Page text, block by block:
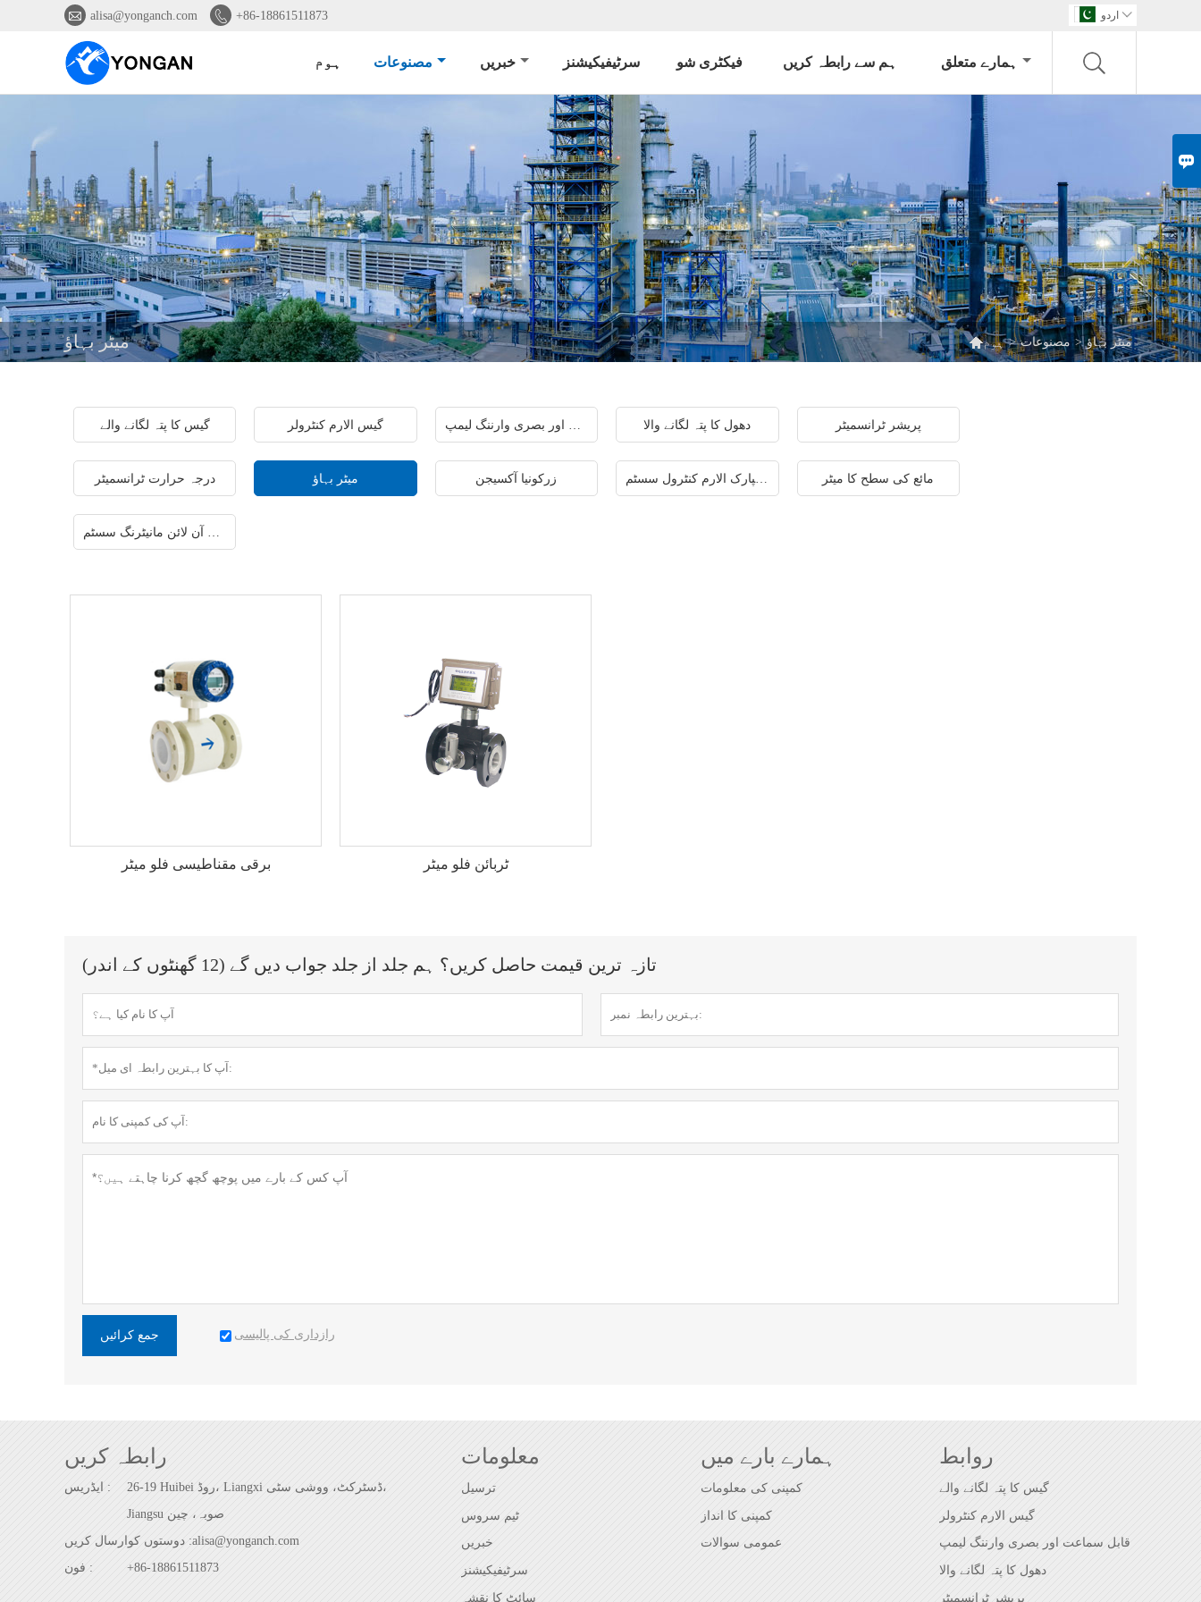

 alisa@yonganch.com  +86-18861511873 اردو 
ہوم مصنوعات خبریں سرٹیفیکیشنز فیکٹری شو ہم سے رابطہ کریں ہمارے متعلق
میٹر بہاؤ ہوم > مصنوعات > میٹر بہاؤ
گیس کا پتہ لگانے والے گیس الارم کنٹرولر قابل سماعت اور بصری وارننگ لیمپ دھول کا پتہ لگانے والا پریشر ٹرانسمیٹر
درجہ حرارت ٹرانسمیٹر میٹر بہاؤ زرکونیا آکسیجن پائپ لائن اسپارک الارم کنٹرول سسٹم مائع کی سطح کا میٹر
ایگزاسٹ گیس آن لائن مانیٹرنگ سسٹم
برقی مقناطیسی فلو میٹر ٹربائن فلو میٹر
تازہ ترین قیمت حاصل کریں؟ ہم جلد از جلد جواب دیں گے (12 گھنٹوں کے اندر)
جمع کرائیں رازداری کی پالیسی
رابطہ کریں
ایڈریس :
26-19 Huibei روڈ، Liangxi ڈسٹرکٹ، ووشی سٹی،
Jiangsu صوبہ، چین
دوستوں کوارسال کریں :alisa@yonganch.com
فون :
+86-18861511873
معلومات
ترسیل
ٹیم سروس
خبریں
سرٹیفیکیشنز
سائٹ کا نقشہ
ہمارے بارے میں
کمپنی کی معلومات
کمپنی کا انداز
عمومی سوالات
روابط
گیس کا پتہ لگانے والے
گیس الارم کنٹرولر
قابل سماعت اور بصری وارننگ لیمپ
دھول کا پتہ لگانے والا
پریشر ٹرانسمیٹر